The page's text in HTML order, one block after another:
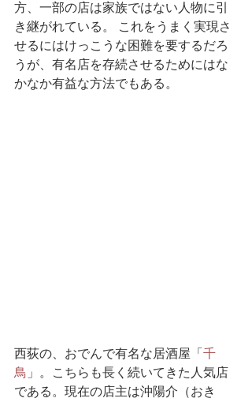
方、一部の店は家族ではない人物に引
き継がれている。 これをうまく実現さ
せるにはけっこうな困難を要するだろ
うが、有名店を存続させるためにはな
かなか有益な方法でもある。
西荻の、おでんで有名な居酒屋「 千
鳥 」。こちらも長く続いてきた人気店
である。現在の店主は沖陽介（おき